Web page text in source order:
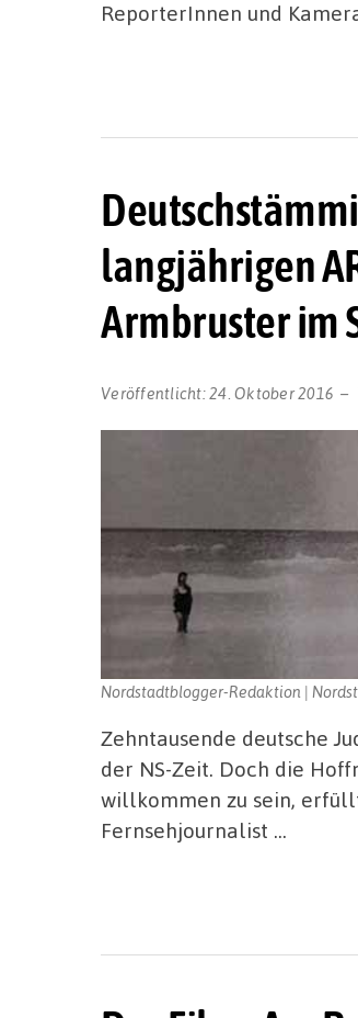
ReporterInnen und
langjährigen
Armbruster im
Veröffentlicht:24. Oktober 2016
Nordstadtblogger-Redaktion |
Zehntausende deutsche
der NS-Zeit. Doch die
willkommen zu sein,
Fernsehjournalist …